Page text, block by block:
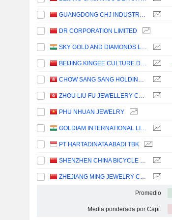
GUANGDONG CHJ INDUSTRY CO.,LTD.
DR CORPORATION LIMITED
SKY GOLD AND DIAMONDS LIMITED
BEIJING KINGEE CULTURE DEVELOPMENT CO., LTD.
CHOW SANG SANG HOLDINGS INTERNATIONAL LIMITED
ZHOU LIU FU JEWELLERY CO., LTD.
PHU NHUAN JEWELRY
GOLDIAM INTERNATIONAL LIMITED
PT HARTADINATA ABADI TBK
SHENZHEN CHINA BICYCLE COMPANY (HOLDINGS) LIMITED
ZHEJIANG MING JEWELRY CO., LTD.
Promedio
Media ponderada por Capi.